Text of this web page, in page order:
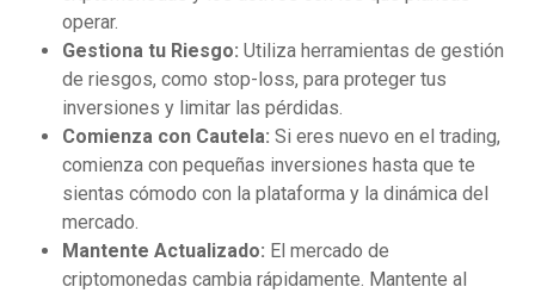
operar.
Gestiona tu Riesgo: Utiliza herramientas de gestión
de riesgos, como stop-loss, para proteger tus
inversiones y limitar las pérdidas.
Comienza con Cautela: Si eres nuevo en el trading,
comienza con pequeñas inversiones hasta que te
sientas cómodo con la plataforma y la dinámica del
mercado.
Mantente Actualizado: El mercado de
criptomonedas cambia rápidamente. Mantente al